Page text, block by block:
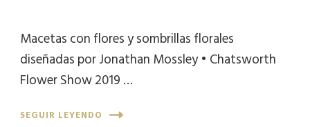
Macetas con flores y sombrillas florales
diseñadas por Jonathan Mossley • Chatsworth
Flower Show 2019 …
SEGUIR LEYENDO